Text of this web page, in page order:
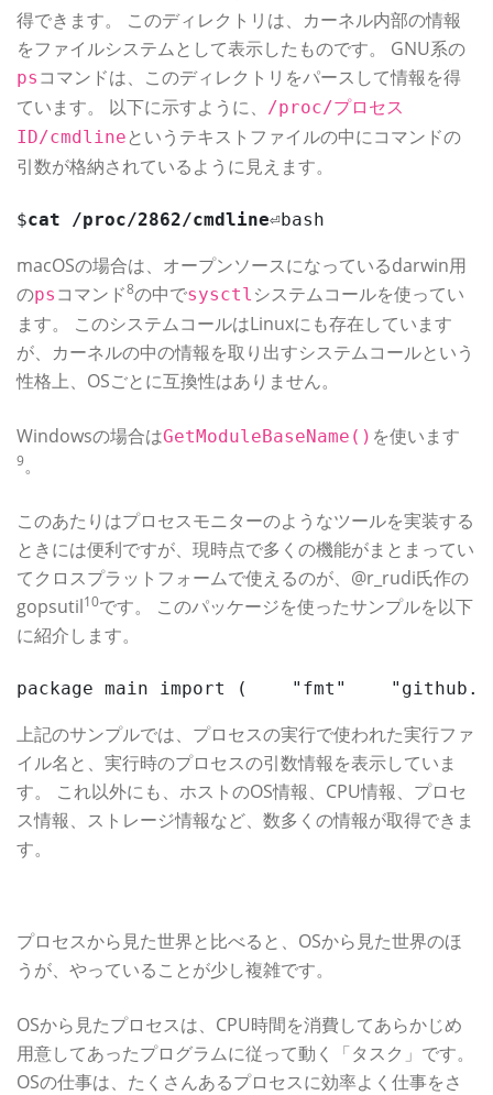
得できます。 このディレクトリは、カーネル内部の情報
をファイルシステムとして表示したものです。 GNU系の
ps コマンドは、このディレクトリをパースして情報を得
ています。 以下に示すように、
/proc/プロセス
ID/cmdline というテキストファイルの中にコマンドの
引数が格納されているように見えます。
$cat /proc/2862/cmdline⏎bash
macOSの場合は、オープンソースになっているdarwin用
のps コマンド8の中でsysctl システムコールを使ってい
ます。 このシステムコールはLinuxにも存在しています
が、カーネルの中の情報を取り出すシステムコールという
性格上、OSごとに互換性はありません。
Windowsの場合はGetModuleBaseName() を使います
9。
このあたりはプロセスモニターのようなツールを実装する
ときには便利ですが、現時点で多くの機能がまとまってい
てクロスプラットフォームで使えるのが、@r_rudi氏作の
gopsutil10です。 このパッケージを使ったサンプルを以下
に紹介します。
package main import (    "fmt"
上記のサンプルでは、プロセスの実行で使われた実行ファ
イル名と、実行時のプロセスの引数情報を表示していま
す。 これ以外にも、ホストのOS情報、CPU情報、プロセ
ス情報、ストレージ情報など、数多くの情報が取得できま
す。
プロセスから見た世界と比べると、OSから見た世界のほ
うが、やっていることが少し複雑です。
OSから見たプロセスは、CPU時間を消費してあらかじめ
用意してあったプログラムに従って動く「タスク」です。
OSの仕事は、たくさんあるプロセスに効率よく仕事をさ